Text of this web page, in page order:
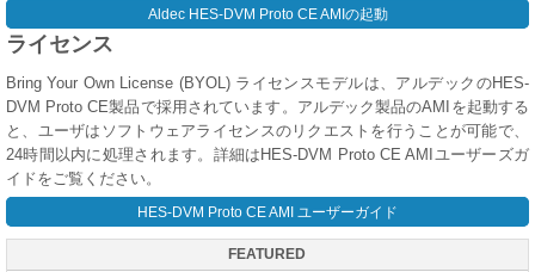
Aldec HES-DVM Proto CE AMIの起動
ライセンス
Bring Your Own License (BYOL) ライセンスモデルは、アルデックのHES-
DVM Proto CE製品で採用されています。アルデック製品のAMIを起動する
と、ユーザはソフトウェアライセンスのリクエストを行うことが可能で、
24時間以内に処理されます。詳細はHES-DVM Proto CE AMIユーザーズガ
イドをご覧ください。
HES-DVM Proto CE AMI ユーザーガイド
FEATURED